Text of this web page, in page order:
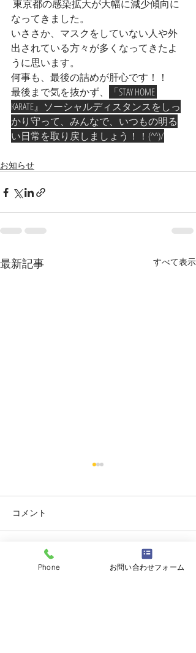
なってきました。
いささか、マスクをしていない人や外
出されている方々が多くなってきたよ
うに思います。
何事も、最後の詰めが肝心です！！
最後まで気を抜かず、
「STAY HOME
KARATE』ソーシャルディスタンスをしっ
かり守って、みんなで、いつもの明る
い日常を取り戻しましょう！！(^^)/
お知らせ
最新記事 すべて表示
志誠會ファィティングト
コメント
コメントを追加…
Phone お問い合わせフォーム